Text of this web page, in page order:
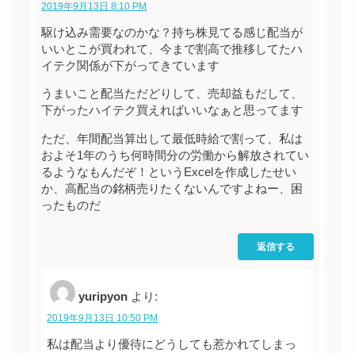
2019年9月13日 8:10 PM
駆け込み需要なのかな？持ち株見てる感じ配当が
いいとこが買われて、今まで割高で推移してたハ
イテク関係が下がってきています
うまいこと配当ただどりして、売却益もだして、
下がったハイテク買えればいいなぁと思ってます
ただ、年間配当算出して最低時給で割って、私は
およそ1年のうち何時間分の労働から解放されてい
るようなもんだぞ！というExcelを作成したせい
か、高配当の銘柄売りたくないんですよねー、困
ったものだ
返信する
yuripyon より:
2019年9月13日 10:50 PM
私は配当より優待にどうしても惹かれてしまっ